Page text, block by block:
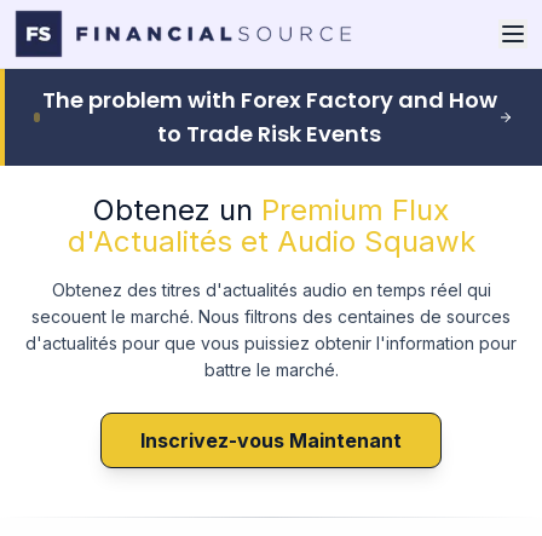
The problem with Forex Factory and How
to Trade Risk Events
Obtenez un Premium Flux
d'Actualités et Audio Squawk
Obtenez des titres d'actualités audio en temps réel qui
secouent le marché. Nous filtrons des centaines de sources
d'actualités pour que vous puissiez obtenir l'information pour
battre le marché.
Inscrivez-vous Maintenant